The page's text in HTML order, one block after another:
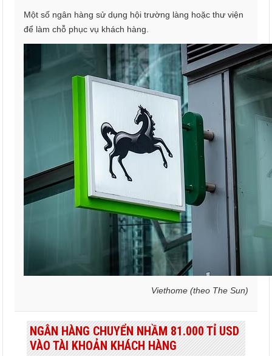
Một số ngân hàng sử dụng hội trường làng hoặc thư viện
để làm chỗ phục vụ khách hàng.
Viethome (theo The Sun)
NGÂN HÀNG CHUYỂN NHẦM 81.000 TỈ USD
VÀO TÀI KHOẢN KHÁCH HÀNG